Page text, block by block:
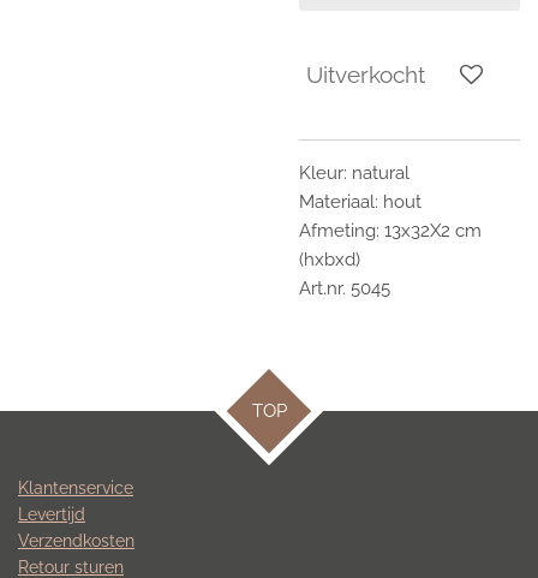
Uitverkocht
Kleur: natural
Materiaal: hout
Afmeting: 13x32X2 cm
(hxbxd)
Art.nr. 5045
TOP
Klantenservice
Levertijd
Verzendkosten
Retour sturen